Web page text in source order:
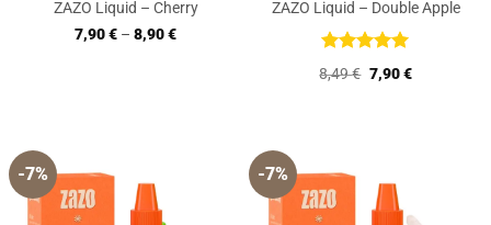
ZAZO Liquid – Cherry
7,90€ – 8,90€
ZAZO Liquid – Double Apple
Bewertet
mit 5 von
8,49€ Ursprünglicher
Preis
7,90€Aktueller
-7% -7%